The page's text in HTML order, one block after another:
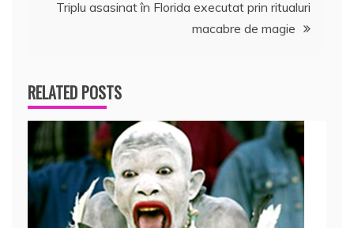
articole
Triplu asasinat în Florida executat prin ritualuri
macabre de magie
RELATED POSTS